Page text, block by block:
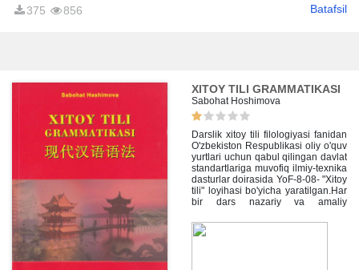
375 856 Batafsil
XITOY TILI GRAMMATIKASI
Sabohat Hoshimova
Darslik xitoy tili filologiyasi fanidan
O'zbekiston Respublikasi oliy o'quv
yurtlari uchun qabul qilingan davlat
standartlariga muvofiq ilmiy-texnika
dasturlar doirasida YoF-8-08- "Xitoy
tili" loyihasi bo'yicha yaratilgan.Har
bir dars nazariy va amaliy
nazariy qismida xi­toy tili
grammatikasining morfologiya va